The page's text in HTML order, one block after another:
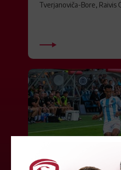
Tverjanoviča-Bore, Raivis